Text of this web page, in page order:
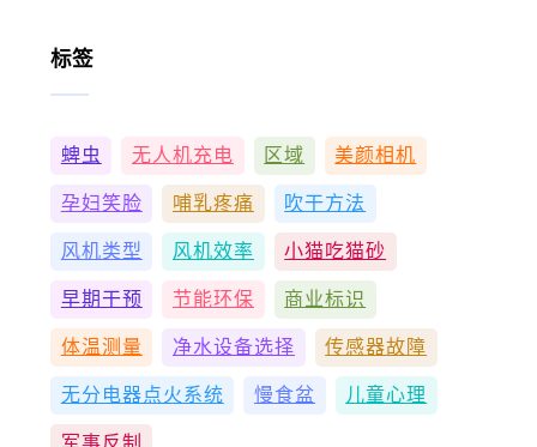
标签
蜱虫 无人机充电 区域 美颜相机
孕妇笑脸 哺乳疼痛 吹干方法
风机类型 风机效率 小猫吃猫砂
早期干预 节能环保 商业标识
体温测量 净水设备选择 传感器故障
无分电器点火系统 慢食盆 儿童心理